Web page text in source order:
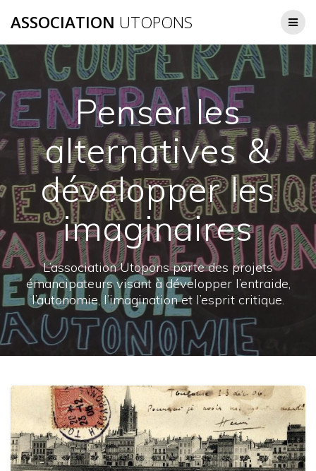
au
ASSOCIATION UTOPONS
Penser les
alternatives &
développer les
imaginaires
L’association Utopons porte des projets
émancipateurs visant à développer l’entraide,
l’autonomie, l’imagination et l’esprit critique.